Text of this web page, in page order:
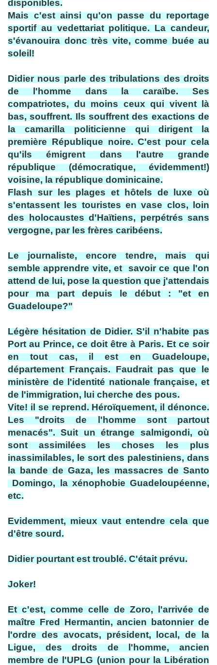
disponibles.
Mais c'est ainsi qu'on passe du reportage
sportif au vedettariat politique. La candeur,
s'évanouira donc très vite, comme buée au
soleil!
Didier nous parle des tribulations des droits
de l'homme dans la caraïbe. Ses
compatriotes, du moins ceux qui vivent là
bas, souffrent. Ils souffrent des exactions de
la camarilla politicienne qui dirigent la
première République noire. C'est pour cela
qu'ils émigrent dans l'autre grande
république (démocratique, évidemment!)
voisine, la république dominicaine.
Flash sur les plages et hôtels de luxe où
s'entassent les touristes en vase clos, loin
des holocaustes d'Haïtiens, perpétrés sans
vergogne, par les frères caribéens.
Le journaliste, encore tendre, mais qui
semble apprendre vite, et savoir ce que l'on
attend de lui, pose la question que j'attendais
pour ma part depuis le début : "et en
Guadeloupe?"
Légère hésitation de Didier. S'il n'habite pas
Port au Prince, ce doit être à Paris. Et ce soir
en tout cas, il est en Guadeloupe,
département Français. Faudrait pas que le
ministère de l'identité nationale française, et
de l'immigration, lui cherche des pous.
Vite! il se reprend. Héroïquement, il dénonce.
Les "droits de l'homme sont partout
menacés". Suit un étrange salmigondi, où
sont assimilées les choses les plus
inassimilables, le sort des palestiniens, dans
la bande de Gaza, les massacres de Santo
Domingo, la xénophobie Guadeloupéenne,
etc.
Evidemment, mieux vaut entendre cela que
d'être sourd.
Didier pourtant est troublé. C'était prévu.
Joker!
Et c'est, comme celle de Zoro, l'arrivée de
maître Fred Hermantin, ancien batonnier de
l'ordre des avocats, président, local, de la
Ligue, des droits de l'homme, ancien
membre de l'UPLG (union pour la Libération